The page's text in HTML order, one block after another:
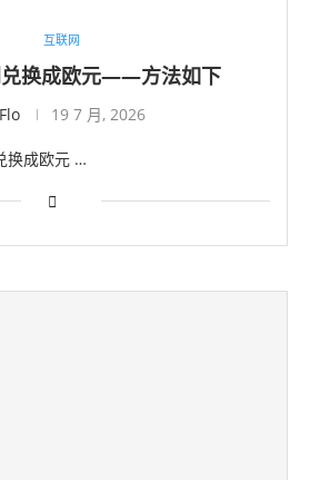
互联网
兑换成欧元——方法如下
Flo 19 7 月, 2026
换成欧元 …